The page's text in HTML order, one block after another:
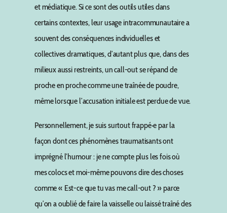
et médiatique. Si ce sont des outils utiles dans
certains contextes, leur usage intracommunautaire a
souvent des conséquences individuelles et
collectives dramatiques, d’autant plus que, dans des
milieux aussi restreints, un call-out se répand de
proche en proche comme une traînée de poudre,
même lorsque l’accusation initiale est perdue de vue.
Personnellement, je suis surtout frappé·e par la
façon dont ces phénomènes traumatisants ont
imprégné l’humour : je ne compte plus les fois où
mes colocs et moi-même pouvons dire des choses
comme « Est-ce que tu vas me call-out ? » parce
qu’on a oublié de faire la vaisselle ou laissé traîné des